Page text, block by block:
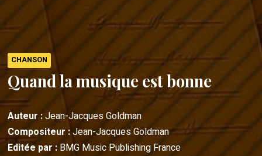
CHANSON
Quand la musique est bonne
Auteur :Jean-Jacques Goldman
Compositeur :Jean-Jacques Goldman
Editée par :BMG Music Publishing France